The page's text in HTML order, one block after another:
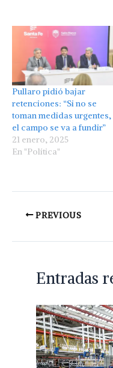
Pullaro pidió bajar
retenciones: “Si no se
toman medidas urgentes,
el campo se va a fundir”
21 enero, 2025
En "Política"
PREVIOUS
Entradas